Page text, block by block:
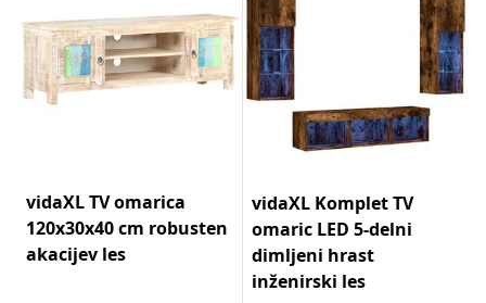
vidaXL TV omarica
120x30x40 cm robusten
akacijev les
vidaXL Komplet TV
omaric LED 5-delni
dimljeni hrast
inženirski les